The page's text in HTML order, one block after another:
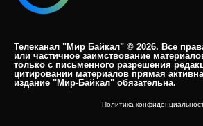
Телеканал "Мир Байкал" © 2026. Все
или частичное заимствование
только с письменного разрешения
цитировании материалов прямая
издание "Мир-Байкал" обязательна.​
Политика